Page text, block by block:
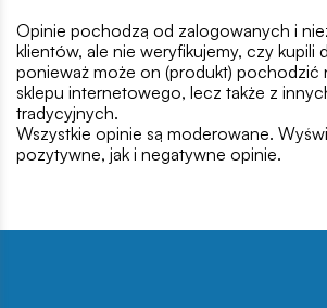
Opinie pochodzą od zalogowanych i
klientów, ale nie weryfikujemy, czy kupili
ponieważ może on (produkt) pochodzić
sklepu internetowego, lecz także z
tradycyjnych.
Wszystkie opinie są moderowane.
pozytywne, jak i negatywne opinie.